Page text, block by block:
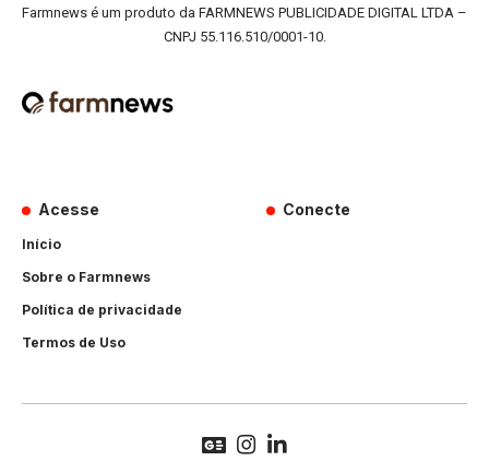
Farmnews é um produto da FARMNEWS PUBLICIDADE DIGITAL LTDA –
CNPJ 55.116.510/0001-10.
Acesse
Início
Sobre o Farmnews
Política de privacidade
Termos de Uso
Conecte